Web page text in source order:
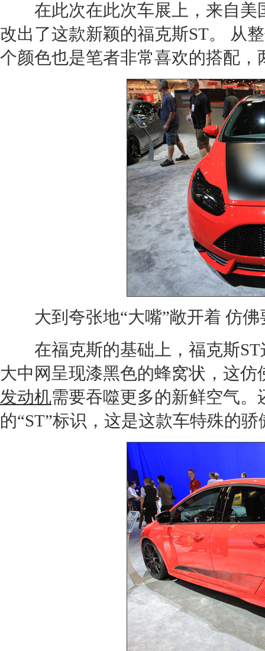
在此次在此次车展上，来自美
改出了这款新颖的福克斯ST。 从
个颜色也是笔者非常喜欢的搭配
大到夸张地“大嘴”敞开着 仿佛
在福克斯的基础上， 福克斯ST
大中网呈现漆黑色的蜂窝状，这
发动机需要吞噬更多的新鲜空气
的“ST”标识，这是这款车特殊的骄